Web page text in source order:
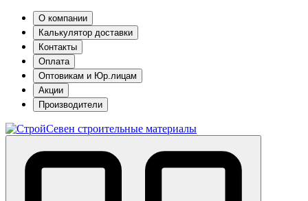
О компании
Калькулятор доставки
Контакты
Оплата
Оптовикам и Юр.лицам
Акции
Производители